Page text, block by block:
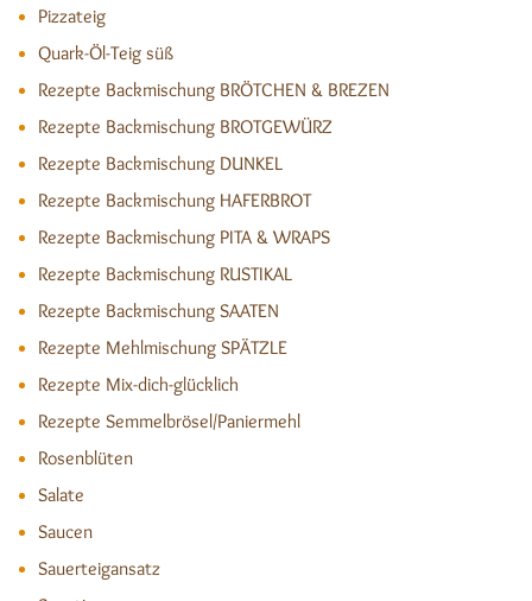
Pizzateig
Quark-Öl-Teig süß
Rezepte Backmischung BRÖTCHEN & BREZEN
Rezepte Backmischung BROTGEWÜRZ
Rezepte Backmischung DUNKEL
Rezepte Backmischung HAFERBROT
Rezepte Backmischung PITA & WRAPS
Rezepte Backmischung RUSTIKAL
Rezepte Backmischung SAATEN
Rezepte Mehlmischung SPÄTZLE
Rezepte Mix-dich-glücklich
Rezepte Semmelbrösel/Paniermehl
Rosenblüten
Salate
Saucen
Sauerteigansatz